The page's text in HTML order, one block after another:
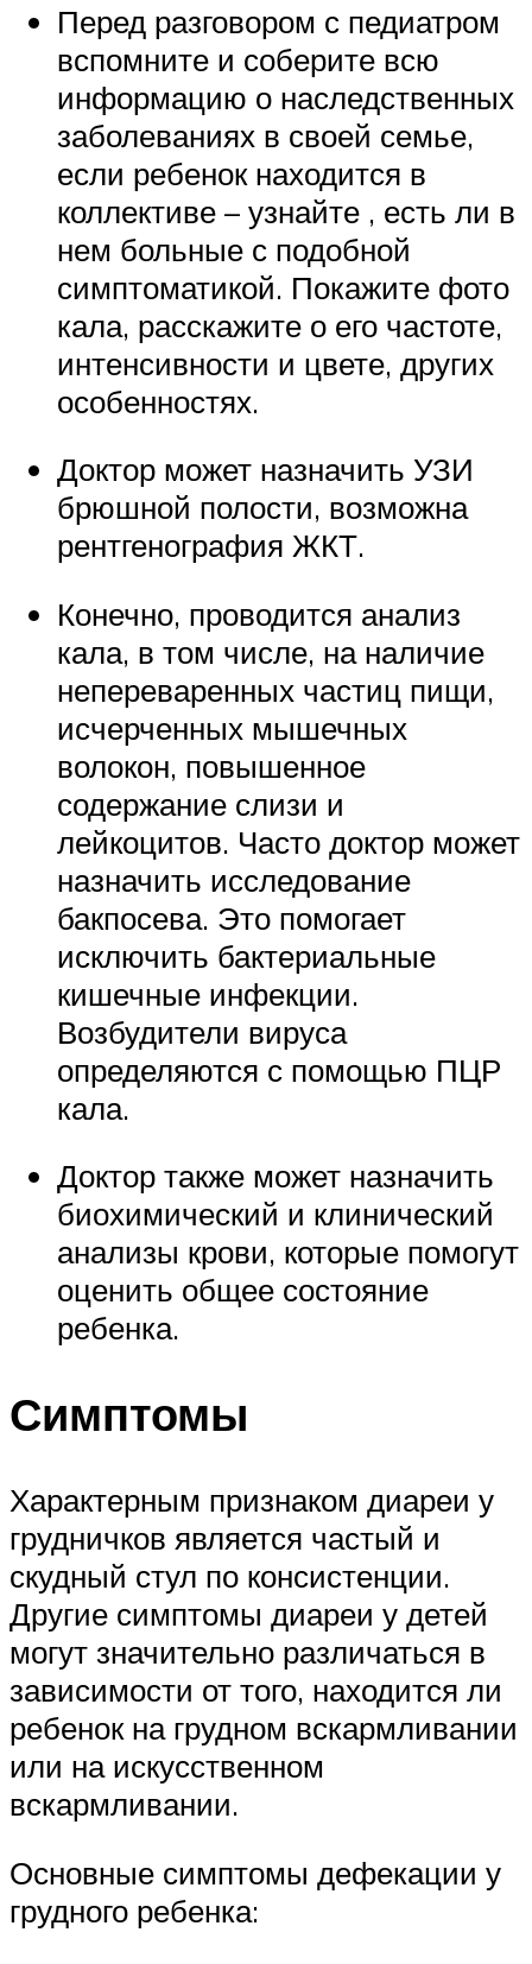
Перед разговором с педиатром
вспомните и соберите всю
информацию о наследственных
заболеваниях в своей семье,
если ребенок находится в
коллективе – узнайте , есть ли в
нем больные с подобной
симптоматикой. Покажите фото
кала, расскажите о его частоте,
интенсивности и цвете, других
особенностях.
Доктор может назначить УЗИ
брюшной полости, возможна
рентгенография ЖКТ.
Конечно, проводится анализ
кала, в том числе, на наличие
непереваренных частиц пищи,
исчерченных мышечных
волокон, повышенное
содержание слизи и
лейкоцитов. Часто доктор может
назначить исследование
бакпосева. Это помогает
исключить бактериальные
кишечные инфекции.
Возбудители вируса
определяются с помощью ПЦР
кала.
Доктор также может назначить
биохимический и клинический
анализы крови, которые помогут
оценить общее состояние
ребенка.
Симптомы
Характерным признаком диареи у
грудничков является частый и
скудный стул по консистенции.
Другие симптомы диареи у детей
могут значительно различаться в
зависимости от того, находится ли
ребенок на грудном вскармливании
или на искусственном
вскармливании.
Основные симптомы дефекации у
грудного ребенка: